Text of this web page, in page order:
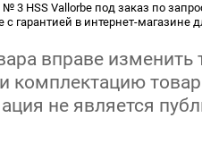
HSS Vallorbe под заказ по
с гарантией в интернет-магазине
вправе изменить
комплектацию
не является